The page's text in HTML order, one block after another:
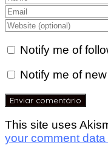
Notify me of
Notify me of
This site uses
your comment